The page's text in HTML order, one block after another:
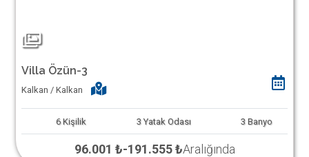
Villa Özün-3
Kalkan / Kalkan
6 Kişilik 3 Yatak Odası 3 Banyo
96.001 ₺-191.555 ₺Aralığında